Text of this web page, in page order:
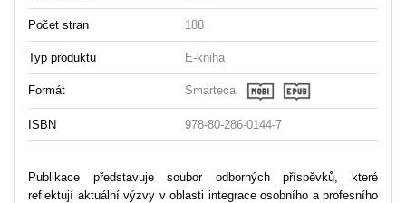
Počet stran 188
Typ produktu E-kniha
Formát Smarteca
ISBN 978-80-286-0144-7
Publikace představuje soubor odborných příspěvků, které
reflektují aktuální výzvy v oblasti integrace osobního a profesního